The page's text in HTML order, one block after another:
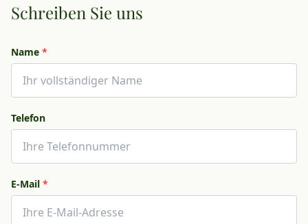
Schreiben Sie uns
Name *
Telefon
E-Mail *